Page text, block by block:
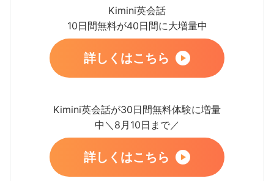
Kimini英会話
10日間無料が40日間に大増量中
詳しくはこちら
Kimini英会話が30日間無料体験に増量
中＼8月10日まで／
詳しくはこちら